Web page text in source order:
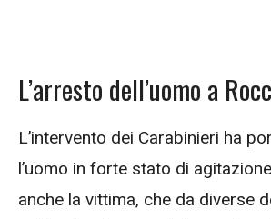
L’arresto dell’uomo a
L’intervento dei Carabinieri ha
l’uomo in forte stato di
anche la vittima, che da diverse